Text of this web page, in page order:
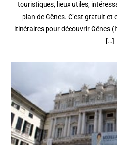
touristiques, lieux utiles,
plan de Gênes. C’est gratuit
itinéraires pour découvrir Gênes
[…]